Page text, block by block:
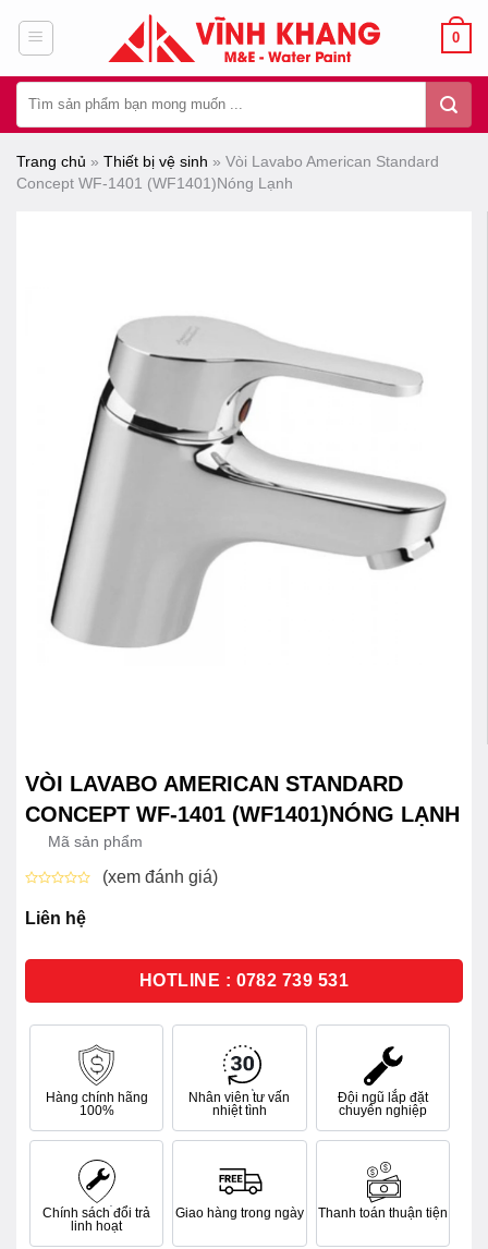
dung
0
kiếm:
Trang chủ » Thiết bị vệ sinh » Vòi Lavabo American Standard
Concept WF-1401 (WF1401)Nóng Lạnh
VÒI LAVABO AMERICAN STANDARD
CONCEPT WF-1401 (WF1401)NÓNG LẠNH
Mã sản phẩm
xếp
hạng
sao
(xem đánh giá)
Liên hệ
HOTLINE : 0782 739 531
Hàng chính hãng
100%
Nhân viên tư vấn
nhiệt tình
Đội ngũ lắp đặt
chuyên nghiệp
Chính sách đổi trả
linh hoạt
Giao hàng trong ngày Thanh toán thuận tiện